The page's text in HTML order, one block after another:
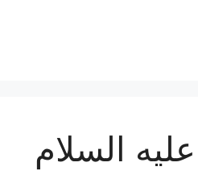
السلام